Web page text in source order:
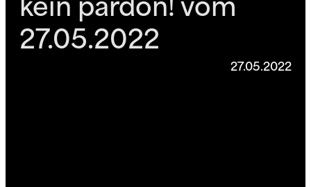
kein pardon! vom
27.05.2022
27.05.2022